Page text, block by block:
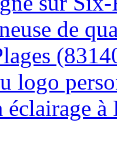
de
logo
éclairage